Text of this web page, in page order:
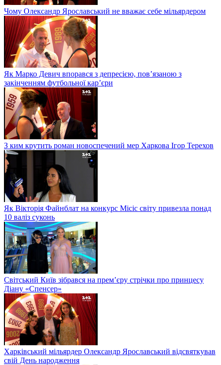
Чому Олександр Ярославський не вважає себе мільярдером
Як Марко Девич впорався з депресією, пов’язаною з
закінченням футбольної кар’єри
З ким крутить роман новоспечений мер Харкова Ігор Терехов
Як Вікторія Файнблат на конкурс Місіс світу привезла понад
10 валіз суконь
Світський Київ зібрався на прем’єру стрічки про принцесу
Діану «Спенсер»
Харківський мільярдер Олександр Ярославський відсвяткував
свій День народження